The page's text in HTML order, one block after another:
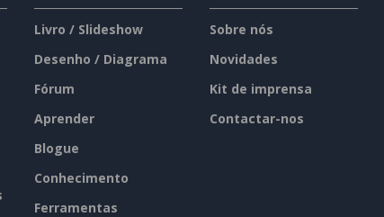
Livro / Slideshow
Desenho / Diagrama
Fórum
Aprender
Blogue
Conhecimento
Ferramentas
Sobre nós
Novidades
Kit de imprensa
Contactar-nos